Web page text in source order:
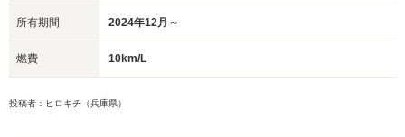
所有期間 2024年12月～
燃費 10km/L
投稿者：ヒロキチ（兵庫県）